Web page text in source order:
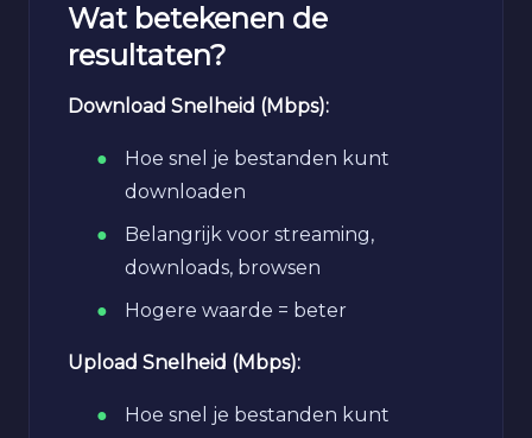
Wat betekenen de
resultaten?
Download Snelheid (Mbps):
Hoe snel je bestanden kunt
downloaden
Belangrijk voor streaming,
downloads, browsen
Hogere waarde = beter
Upload Snelheid (Mbps):
Hoe snel je bestanden kunt